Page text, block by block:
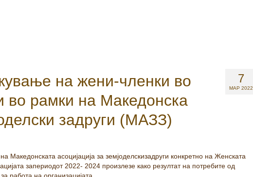
7
МАР 2022
на жени-членки во
во рамки на Македонска
задруги (МАЗЗ)
Македонската асоцијација за земјоделскизадруги конкретно на Женската
запериодот 2022- 2024 произлезе како резултат на потребите од
работа на организацијата.